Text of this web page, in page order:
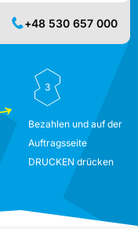
+48 530 657 000
3
Bezahlen und auf der
Auftragsseite
DRUCKEN drücken